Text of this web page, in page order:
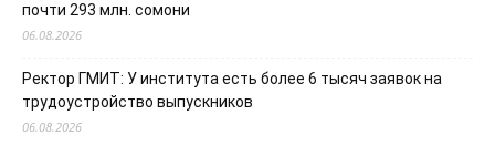
почти 293 млн. сомони
06.08.2026
Ректор ГМИТ: У института есть более 6 тысяч заявок на
трудоустройство выпускников
06.08.2026